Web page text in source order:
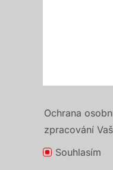
Ochrana
zpracování
Souhlasím